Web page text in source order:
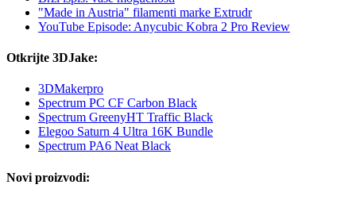
"Made in Austria" filamenti marke Extrudr
YouTube Episode: Anycubic Kobra 2 Pro Review
Otkrijte 3DJake:
3DMakerpro
Spectrum PC CF Carbon Black
Spectrum GreenyHT Traffic Black
Elegoo Saturn 4 Ultra 16K Bundle
Spectrum PA6 Neat Black
Novi proizvodi: